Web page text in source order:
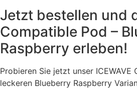
Jetzt bestellen und
Compatible Pod –
Raspberry erleben!
Probieren Sie jetzt unser
leckeren Blueberry Raspberry